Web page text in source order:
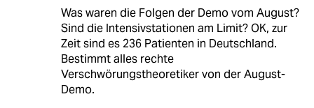
Was waren die Folgen der Demo vom August?
Sind die Intensivstationen am Limit? OK, zur
Zeit sind es 236 Patienten in Deutschland.
Bestimmt alles rechte
Verschwörungstheoretiker von der August-
Demo.